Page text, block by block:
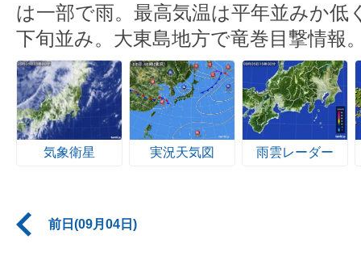
は一部で雨。最高気温は平年並みか低
下旬並み。大東島地方で竜巻目撃情報
気象衛星 実況天気図 雨雲レーダー
前日(09月04日)